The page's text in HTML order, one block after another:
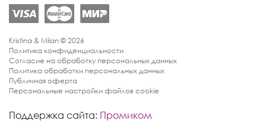
Kristina & Milan © 2026
Политика конфиденциальности
Согласие на обработку персональных данных
Политика обработки персональных данных
Публичная оферта
Персональные настройки файлов cookie
Поддержка сайта: Промиком